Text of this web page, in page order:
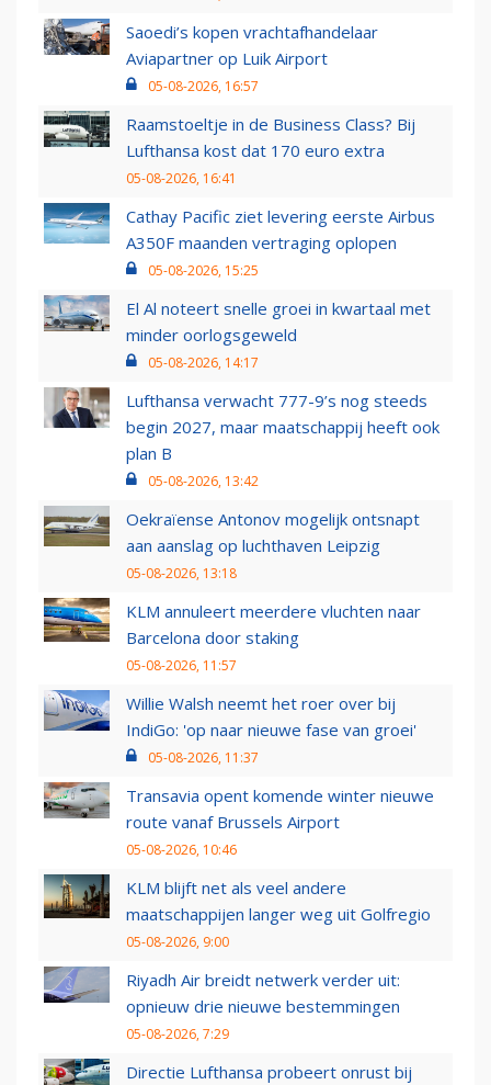
Saoedi’s kopen vrachtafhandelaar
Aviapartner op Luik Airport
05-08-2026, 16:57
Raamstoeltje in de Business Class? Bij
Lufthansa kost dat 170 euro extra
05-08-2026, 16:41
Cathay Pacific ziet levering eerste Airbus
A350F maanden vertraging oplopen
05-08-2026, 15:25
El Al noteert snelle groei in kwartaal met
minder oorlogsgeweld
05-08-2026, 14:17
Lufthansa verwacht 777-9’s nog steeds
begin 2027, maar maatschappij heeft ook
plan B
05-08-2026, 13:42
Oekraïense Antonov mogelijk ontsnapt
aan aanslag op luchthaven Leipzig
05-08-2026, 13:18
KLM annuleert meerdere vluchten naar
Barcelona door staking
05-08-2026, 11:57
Willie Walsh neemt het roer over bij
IndiGo: 'op naar nieuwe fase van groei'
05-08-2026, 11:37
Transavia opent komende winter nieuwe
route vanaf Brussels Airport
05-08-2026, 10:46
KLM blijft net als veel andere
maatschappijen langer weg uit Golfregio
05-08-2026, 9:00
Riyadh Air breidt netwerk verder uit:
opnieuw drie nieuwe bestemmingen
05-08-2026, 7:29
Directie Lufthansa probeert onrust bij